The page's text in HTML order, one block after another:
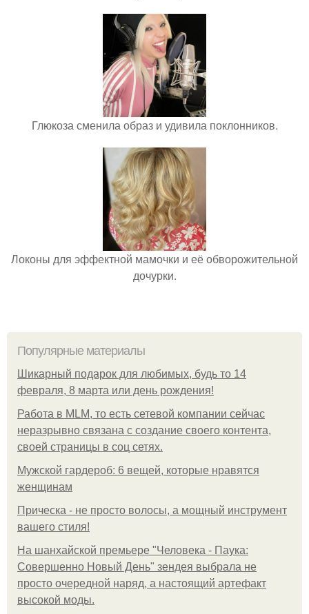
Глюкоза сменила образ и удивила поклонников.
Локоны для эффектной мамочки и её обворожительной
дочурки.
Популярные материалы
Шикарный подарок для любимых, будь то 14
февраля, 8 марта или день рождения!
Работа в MLM, то есть сетевой компании сейчас
неразрывно связана с создание своего контента,
своей страницы в соц сетях.
Мужской гардероб: 6 вещей, которые нравятся
женщинам
Прическа - не просто волосы, а мощный инструмент
вашего стиля!
На шанхайской премьере "Человека - Паука:
Совершенно Новый День" зендея выбрала не
просто очередной наряд, а настоящий артефакт
высокой моды.